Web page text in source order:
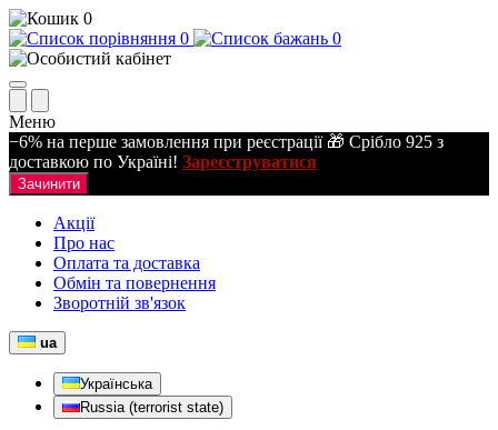
0
0
0
Меню
−6% на перше замовлення при реєстрації 🎁 Срібло 925 з
доставкою по Україні! Зареєструватися
Зачинити
Акції
Про нас
Оплата та доставка
Обмін та повернення
Зворотній зв'язок
ua
Українська
Russia (terrorist state)